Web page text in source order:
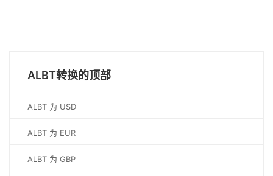
ALBT转换的顶部
ALBT 为 USD
ALBT 为 EUR
ALBT 为 GBP